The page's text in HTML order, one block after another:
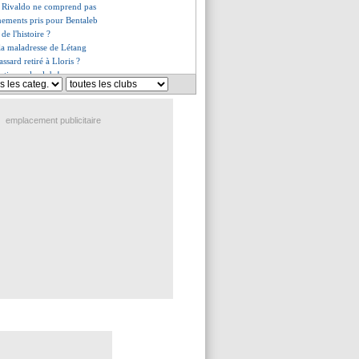
ne comprend pas
pris pour Bentaleb
l'histoire ?
maladresse de Létang
retiré à Lloris ?
le club !
le verdict tombe...
du ven. 24 août 2018
emplacement publicitaire